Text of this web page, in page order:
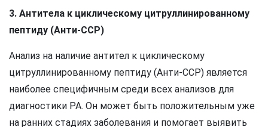
3. Антитела к циклическому цитруллинированному
пептиду (Анти-CCP)
Анализ на наличие антител к циклическому
цитруллинированному пептиду (Анти-CCP) является
наиболее специфичным среди всех анализов для
диагностики РА. Он может быть положительным уже
на ранних стадиях заболевания и помогает выявить